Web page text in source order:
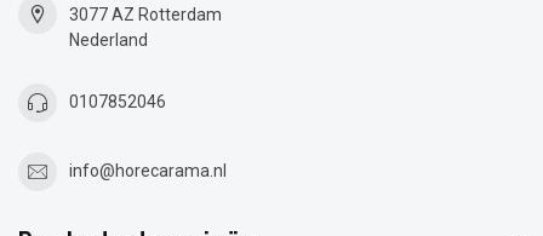
3077 AZ Rotterdam
Nederland
0107852046
info@horecarama.nl